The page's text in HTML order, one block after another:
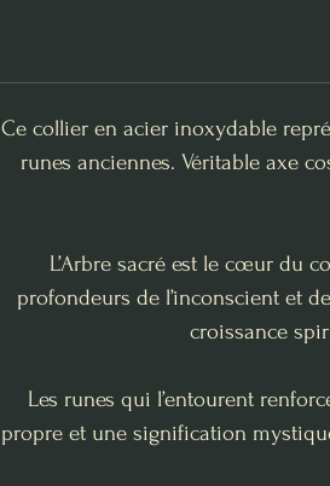
Ce collier en acier inoxydable
runes anciennes. Véritable axe
L’Arbre sacré est le cœur du
profondeurs de l’inconscient et
croissance
Les runes qui l’entourent
propre et une signification